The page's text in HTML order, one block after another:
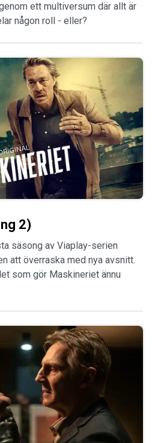
ett multiversum där allt är
någon roll - eller?
2)
säsong av Viaplay-serien
att överraska med nya avsnitt.
som gör Maskineriet ännu